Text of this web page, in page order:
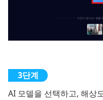
AI 모델을 선택하고, 해상